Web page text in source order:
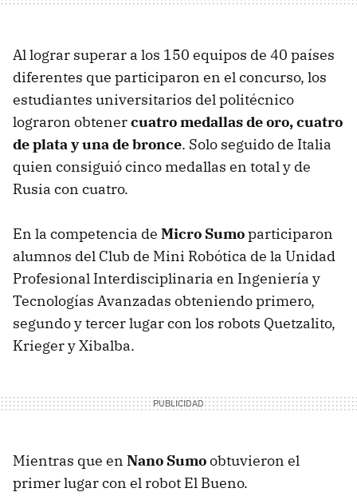
Al lograr superar a los 150 equipos de 40 países
diferentes que participaron en el concurso, los
estudiantes universitarios del politécnico
lograron obtenercuatro medallas de oro, cuatro
de plata y una de bronce. Solo seguido de Italia
quien consiguió cinco medallas en total y de
Rusia con cuatro.
En la competencia de Micro Sumoparticiparon
alumnos del Club de Mini Robótica de la Unidad
Profesional Interdisciplinaria en Ingeniería y
Tecnologías Avanzadas obteniendo primero,
segundo y tercer lugar con los robots Quetzalito,
Krieger y Xibalba.
Mientras que en Nano Sumoobtuvieron el
primer lugar con el robot El Bueno.